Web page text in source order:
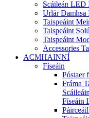
Scáileán LED
Urlár Damhsa
Taispeáint
Taispeáint
Taispeáint
Accessories
ACMHAINNÍ
Físeáin
Póstaer
Fráma
Físeáin